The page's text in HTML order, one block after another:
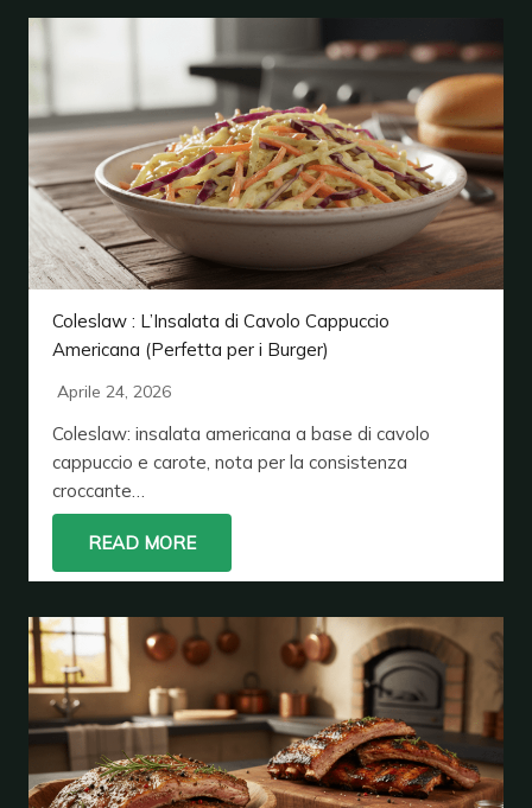
Coleslaw : L’Insalata di Cavolo Cappuccio
Americana (Perfetta per i Burger)
Aprile 24, 2026
Coleslaw: insalata americana a base di cavolo
cappuccio e carote, nota per la consistenza
croccante…
READ MORE